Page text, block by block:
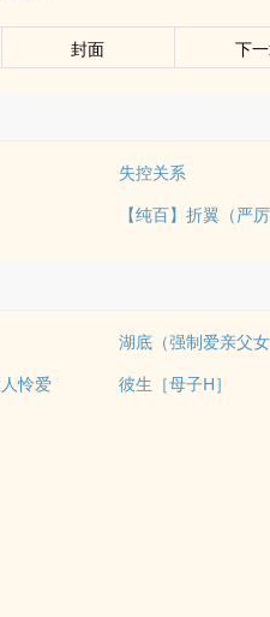
封面 下
失控关系
湖底（强制爱亲父女
怜爱 彼生［母子H］